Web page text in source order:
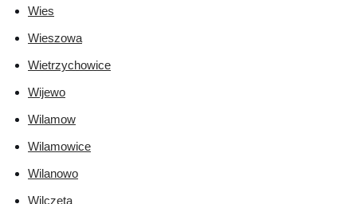
Wies
Wieszowa
Wietrzychowice
Wijewo
Wilamow
Wilamowice
Wilanowo
Wilczeta